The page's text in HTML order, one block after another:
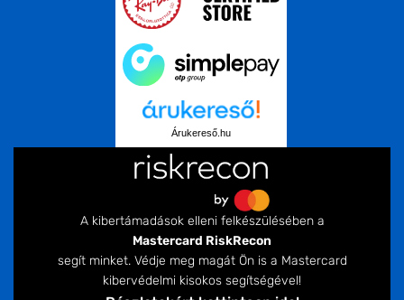
Árukereső.hu
A kibertámadások elleni felkészülésében a
Mastercard RiskRecon
segít minket. Védje meg magát Ön is a Mastercard
kibervédelmi kisokos segítségével!